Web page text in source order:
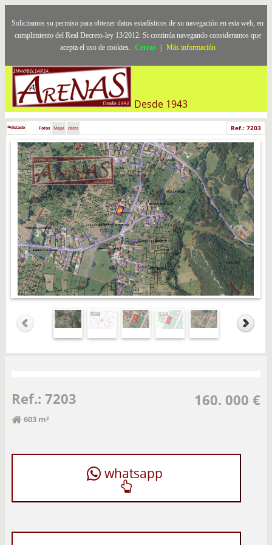
Solicitamos su permiso para obtener datos estadísticos de su navegación en esta web, en
cumplimiento del Real Decreto-ley 13/2012. Si continúa navegando consideramos que
acepta el uso de cookies. Cerrar Más información
Desde 1943
listado Fotos Mapa datos Ref.: 7203
Ref.: 7203 160. 000 €
603 m²
whatsapp